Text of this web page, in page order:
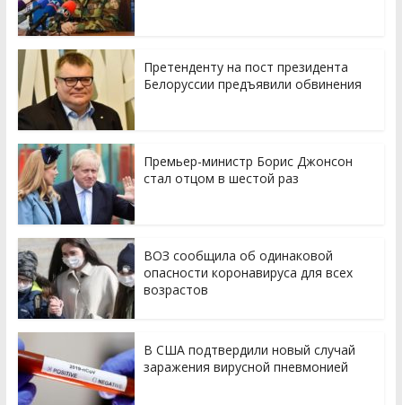
Претенденту на пост президента
Белоруссии предъявили обвинения
Премьер-министр Борис Джонсон
стал отцом в шестой раз
ВОЗ сообщила об одинаковой
опасности коронавируса для всех
возрастов
В США подтвердили новый случай
заражения вирусной пневмонией